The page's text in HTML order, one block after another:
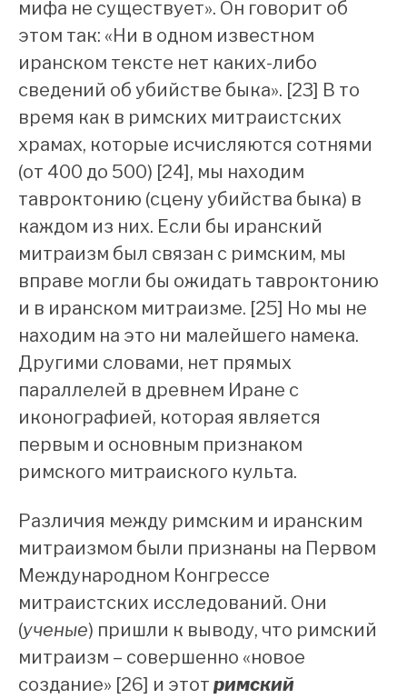
мифа не существует». Он говорит об
этом так: «Ни в одном известном
иранском тексте нет каких-либо
сведений об убийстве быка». [23] В то
время как в римских митраистских
храмах, которые исчисляются сотнями
(от 400 до 500) [24], мы находим
тавроктонию (сцену убийства быка) в
каждом из них. Если бы иранский
митраизм был связан с римским, мы
вправе могли бы ожидать тавроктонию
и в иранском митраизме. [25] Но мы не
находим на это ни малейшего намека.
Другими словами, нет прямых
параллелей в древнем Иране с
иконографией, которая является
первым и основным признаком
римского митраиского культа.
Различия между римским и иранским
митраизмом были признаны на Первом
Международном Конгрессе
митраистских исследований. Они
(ученые) пришли к выводу, что римский
митраизм – совершенно «новое
создание» [26] и этот римский